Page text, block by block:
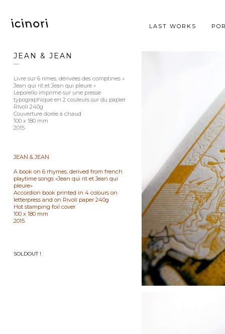
LAST WORKS
JEAN & JEAN
—
Livre sur 6 rimes, dérivées des comptines «
Jean qui rit et Jean qui pleure »
Leporello imprimé sur une presse
typographique en 2 couleurs sur du papier
Rivoli 240g
Couverture dorée à chaud
100 x 180 mm
2015
JEAN & JEAN
A book on 6 rhymes, derived from french
playtime songs «Jean qui rit et Jean qui
pleure»
Accordion book printed in 4 colours on
letterpress and on Rivoli paper 240g
Hot stamping foil cover
100 x 180 mm
2015
SOLDOUT !